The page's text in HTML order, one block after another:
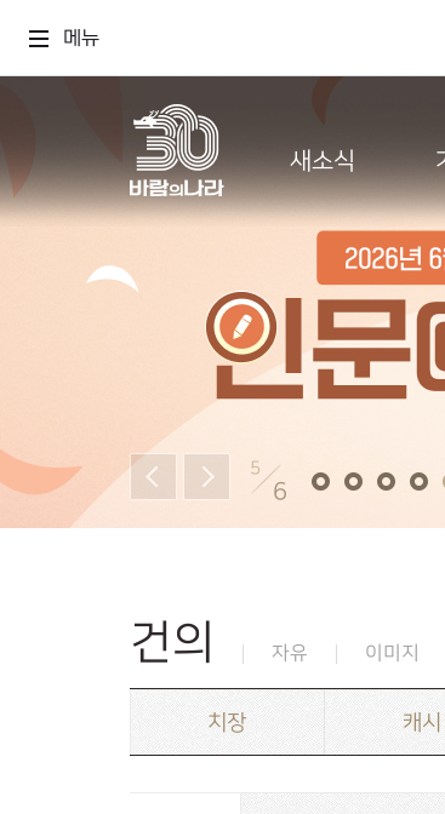
메뉴
새소식
5
6
건의 자유 이미지
치장 캐시